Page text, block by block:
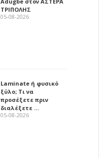
ΤΡΙΠΟΛΗΣ
05-08-2026
Laminate ή φυσικό
ξύλο; Τι να
προσέξετε πριν
διαλέξετε …
05-08-2026